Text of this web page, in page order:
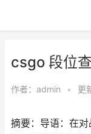
csgo 段位
作者： admin • 更
摘要：导语：在